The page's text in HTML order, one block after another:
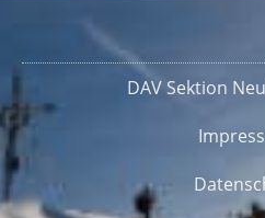
DAV Sektion